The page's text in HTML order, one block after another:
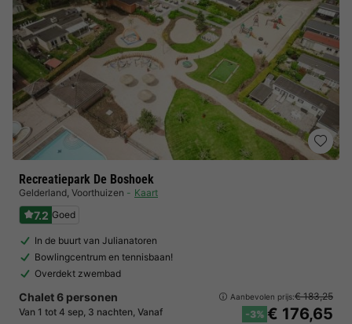
Recreatiepark De Boshoek
Gelderland, Voorthuizen Kaart
7.2 Goed
In de buurt van Julianatoren
Bowlingcentrum en tennisbaan!
Overdekt zwembad
Chalet 6 personen
Van 1 tot 4 sep, 3 nachten, Vanaf
Aanbevolen prijs:€ 183,25
-3% € 176,65